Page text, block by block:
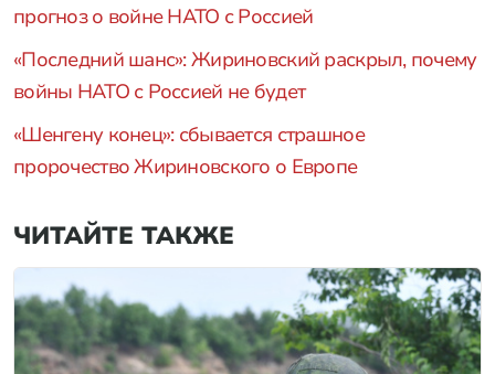
прогноз о войне НАТО с Россией
«Последний шанс»: Жириновский раскрыл, почему
войны НАТО с Россией не будет
«Шенгену конец»: сбывается страшное
пророчество Жириновского о Европе
ЧИТАЙТЕ ТАКЖЕ